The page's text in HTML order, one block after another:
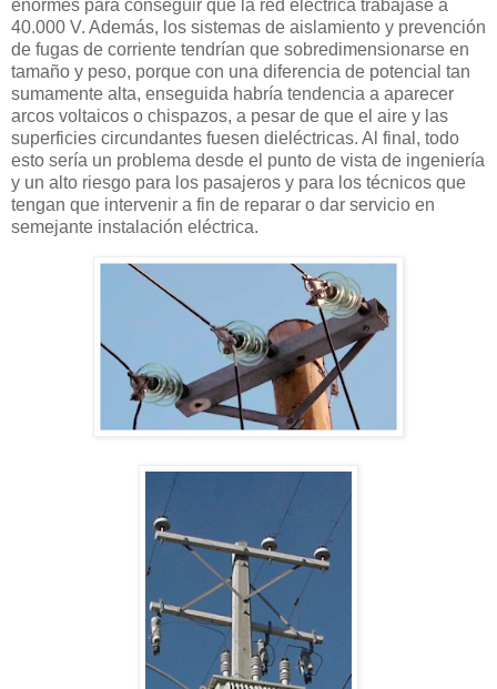
enormes para conseguir que la red eléctrica trabajase a
40.000 V. Además, los sistemas de aislamiento y prevención
de fugas de corriente tendrían que sobredimensionarse en
tamaño y peso, porque con una diferencia de potencial tan
sumamente alta, enseguida habría tendencia a aparecer
arcos voltaicos o chispazos, a pesar de que el aire y las
superficies circundantes fuesen dieléctricas. Al final, todo
esto sería un problema desde el punto de vista de ingeniería
y un alto riesgo para los pasajeros y para los técnicos que
tengan que intervenir a fin de reparar o dar servicio en
semejante instalación eléctrica.